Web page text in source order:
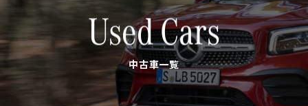
Used Cars
中古車一覧